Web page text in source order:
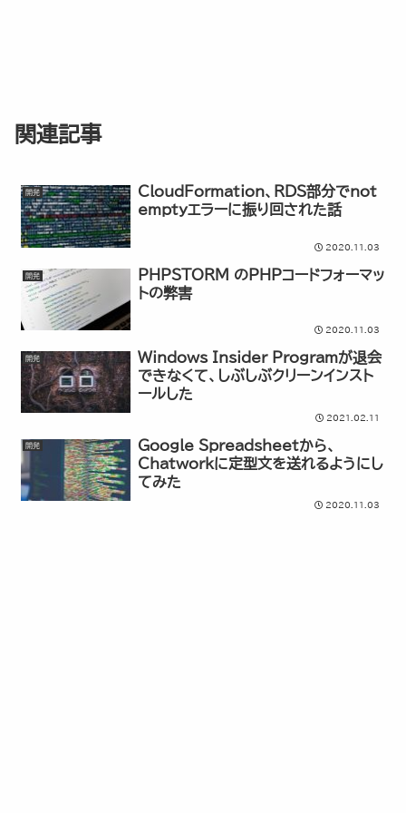
関連記事
開発
CloudFormation、RDS部分でnot
emptyエラーに振り回された話
2020.11.03
開発
PHPSTORM のPHPコードフォーマッ
トの弊害
2020.11.03
開発
Windows Insider Programが退会
できなくて、しぶしぶクリーンインスト
ールした
2021.02.11
開発
Google Spreadsheetから、
Chatworkに定型文を送れるようにし
てみた
2020.11.03